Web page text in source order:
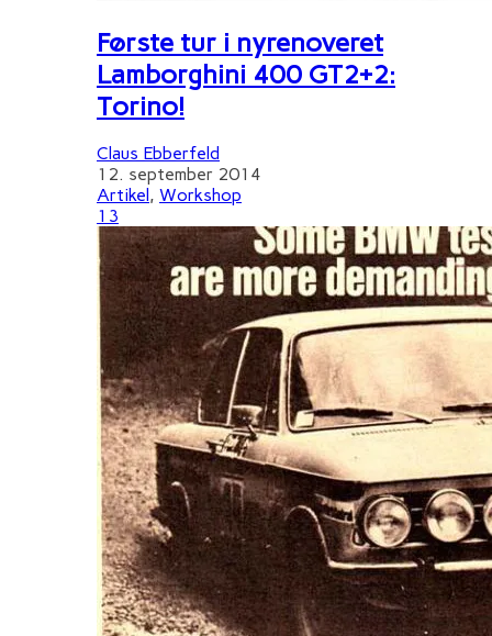
Første tur i nyrenoveret
Lamborghini 400 GT2+2:
Torino!
Claus Ebberfeld
12. september 2014
Artikel , Workshop
13